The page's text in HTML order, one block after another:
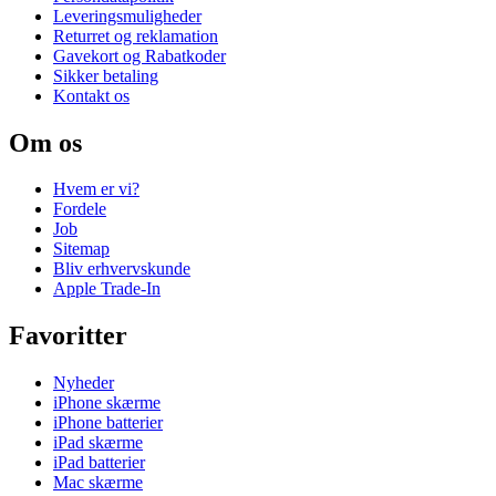
Leveringsmuligheder
Returret og reklamation
Gavekort og Rabatkoder
Sikker betaling
Kontakt os
Om os
Hvem er vi?
Fordele
Job
Sitemap
Bliv erhvervskunde
Apple Trade-In
Favoritter
Nyheder
iPhone skærme
iPhone batterier
iPad skærme
iPad batterier
Mac skærme